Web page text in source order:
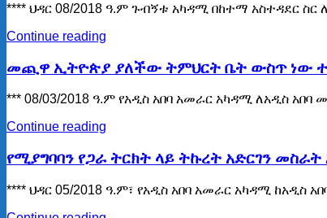
**** ህዳር 08/2018 ዓ.ም ጉብኝቱ አካዳሚ በከተማ አስተዳደር
Continue reading
መጪዋ ኢትዮጵያ ያለችው ትምህርት ቤት ውስጥ ነው
*** 08/03/2018 ዓ.ም የአዲስ አበባ አመራር አካዳሚ ለአዲስ
Continue reading
የሚያግባባን የጋራ ትርክት ላይ ትኩረት አድርገን መስራት
**** ህዳር 05/2018 ዓ.ም፣ የአዲስ አበባ አመራር አካዳሚ